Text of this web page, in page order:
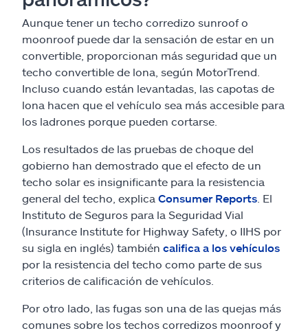
Aunque tener un techo corredizo sunroof o
moonroof puede dar la sensación de estar en un
convertible, proporcionan más seguridad que un
techo convertible de lona, según MotorTrend.
Incluso cuando están levantadas, las capotas de
lona hacen que el vehículo sea más accesible para
los ladrones porque pueden cortarse.
Los resultados de las pruebas de choque del
gobierno han demostrado que el efecto de un
techo solar es insignificante para la resistencia
general del techo, explica Consumer Reports . El
Instituto de Seguros para la Seguridad Vial
(Insurance Institute for Highway Safety, o IIHS por
su sigla en inglés) también califica a los vehículos
por la resistencia del techo como parte de sus
criterios de calificación de vehículos.
Por otro lado, las fugas son una de las quejas más
comunes sobre los techos corredizos moonroof y